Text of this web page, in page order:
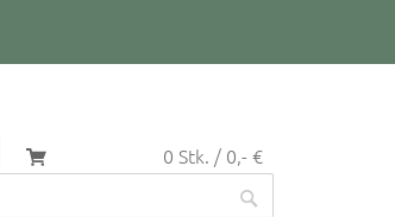
0 Stk. / 0,- €